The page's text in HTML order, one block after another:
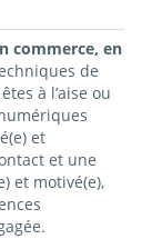
commerce, en
de
à l’aise ou
et
et une
et motivé(e),